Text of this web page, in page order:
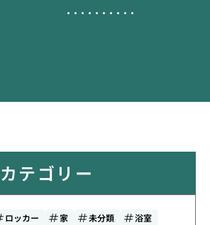
カテゴリー
ロッカー 家 未分類
浴室